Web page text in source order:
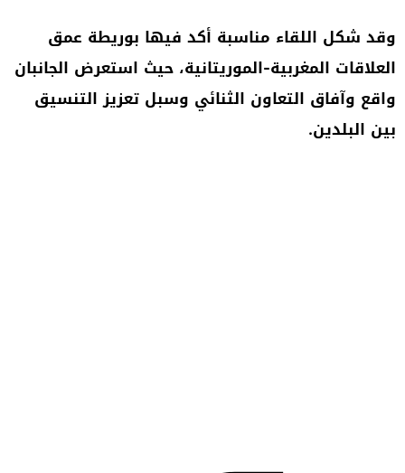
وقد شكل اللقاء مناسبة أكد فيها بوريطة عمق
العلاقات المغربية-الموريتانية، حيث استعرض الجانبان
واقع وآفاق التعاون الثنائي وسبل تعزيز التنسيق
بين البلدين.